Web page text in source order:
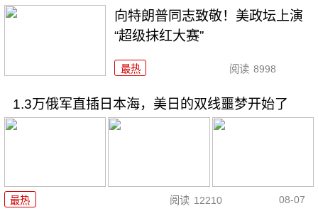
向特朗普同志致敬！美政坛上演
“超级抹红大赛”
最热 阅读 8998
1.3万俄军直插日本海，美日的双线噩梦开始了
最热 阅读 12210 08-07